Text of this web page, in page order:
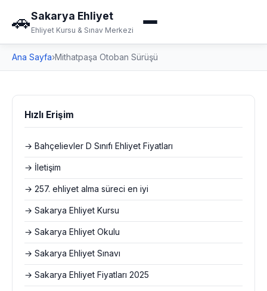
🚗Sakarya Ehliyet
Ehliyet Kursu & Sınav Merkezi
Ana Sayfa›Mithatpaşa Otoban Sürüşü
Hızlı Erişim
→ Bahçelievler D Sınıfı Ehliyet Fiyatları
→ İletişim
→ 257. ehliyet alma süreci en iyi
→ Sakarya Ehliyet Kursu
→ Sakarya Ehliyet Okulu
→ Sakarya Ehliyet Sınavı
→ Sakarya Ehliyet Fiyatları 2025